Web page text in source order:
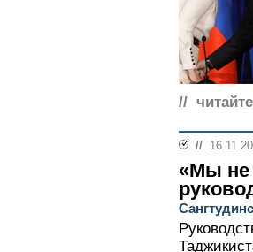
//
//
«Мы не